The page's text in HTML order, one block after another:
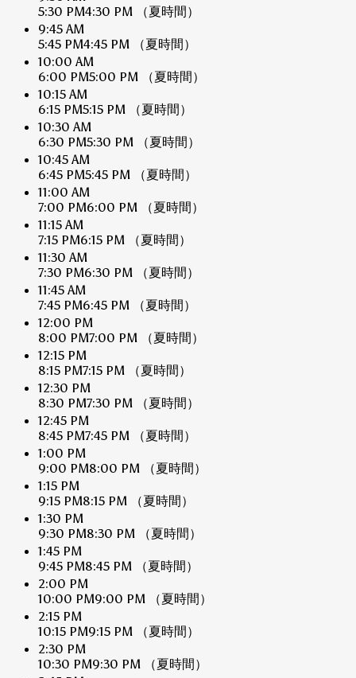
5:30 PM4:30 PM
（夏時間）
9:45 AM
5:45 PM4:45 PM
（夏時間）
10:00 AM
6:00 PM5:00 PM
（夏時間）
10:15 AM
6:15 PM5:15 PM
（夏時間）
10:30 AM
6:30 PM5:30 PM
（夏時間）
10:45 AM
6:45 PM5:45 PM
（夏時間）
11:00 AM
7:00 PM6:00 PM
（夏時間）
11:15 AM
7:15 PM6:15 PM
（夏時間）
11:30 AM
7:30 PM6:30 PM
（夏時間）
11:45 AM
7:45 PM6:45 PM
（夏時間）
12:00 PM
8:00 PM7:00 PM
（夏時間）
12:15 PM
8:15 PM7:15 PM
（夏時間）
12:30 PM
8:30 PM7:30 PM
（夏時間）
12:45 PM
8:45 PM7:45 PM
（夏時間）
1:00 PM
9:00 PM8:00 PM
（夏時間）
1:15 PM
9:15 PM8:15 PM
（夏時間）
1:30 PM
9:30 PM8:30 PM
（夏時間）
1:45 PM
9:45 PM8:45 PM
（夏時間）
2:00 PM
10:00 PM9:00 PM
（夏時間）
2:15 PM
10:15 PM9:15 PM
（夏時間）
2:30 PM
10:30 PM9:30 PM
（夏時間）